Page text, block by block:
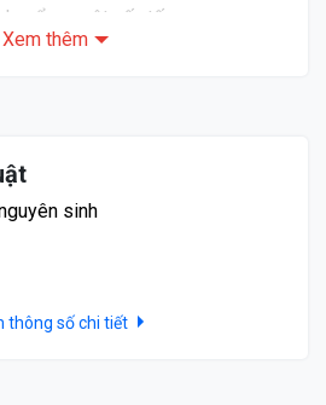
– một yếu tố cực quan
vận hành.
Xem thêm
sinh
thông số chi tiết